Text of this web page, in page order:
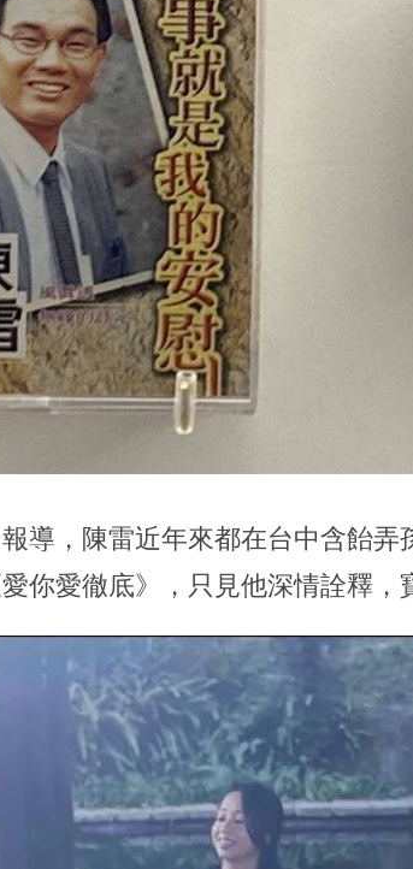
導，陳雷近年來都在台中含飴
你愛徹底》，只見他深情詮釋，